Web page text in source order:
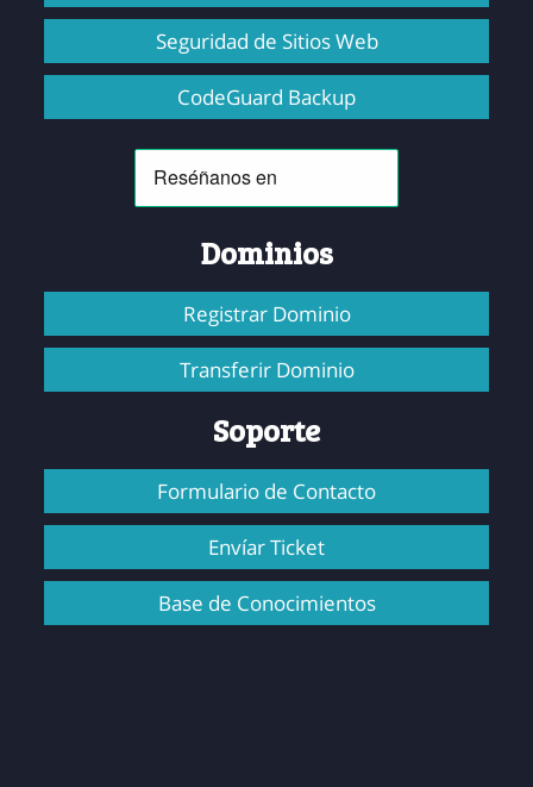
Seguridad de Sitios Web
CodeGuard Backup
Dominios
Registrar Dominio
Transferir Dominio
Soporte
Formulario de Contacto
Envíar Ticket
Base de Conocimientos